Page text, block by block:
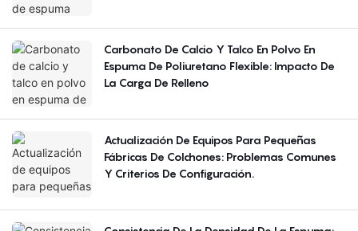
Carbonato De Calcio Y Talco En Polvo En
Espuma De Poliuretano Flexible: Impacto De
La Carga De Relleno
Actualización De Equipos Para Pequeñas
Fábricas De Colchones: Problemas Comunes
Y Criterios De Configuración.